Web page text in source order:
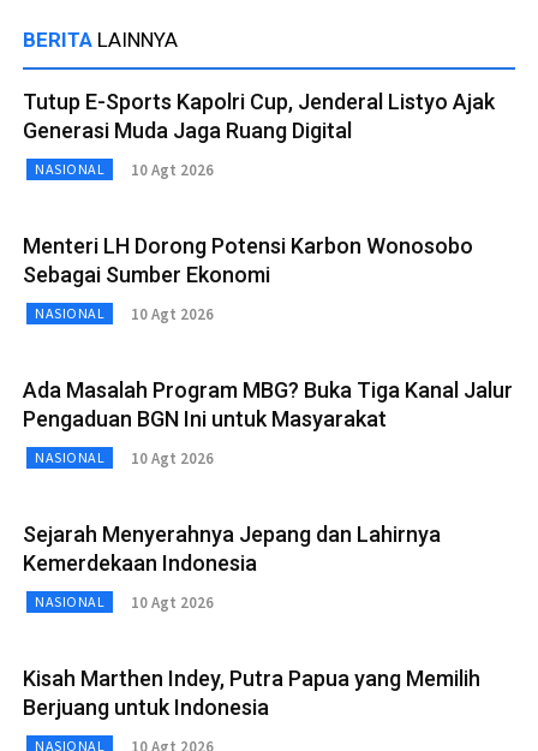
BERITA LAINNYA
Tutup E-Sports Kapolri Cup, Jenderal Listyo Ajak
Generasi Muda Jaga Ruang Digital
NASIONAL 10 Agt 2026
Menteri LH Dorong Potensi Karbon Wonosobo
Sebagai Sumber Ekonomi
NASIONAL 10 Agt 2026
Ada Masalah Program MBG? Buka Tiga Kanal Jalur
Pengaduan BGN Ini untuk Masyarakat
NASIONAL 10 Agt 2026
Sejarah Menyerahnya Jepang dan Lahirnya
Kemerdekaan Indonesia
NASIONAL 10 Agt 2026
Kisah Marthen Indey, Putra Papua yang Memilih
Berjuang untuk Indonesia
NASIONAL 10 Agt 2026